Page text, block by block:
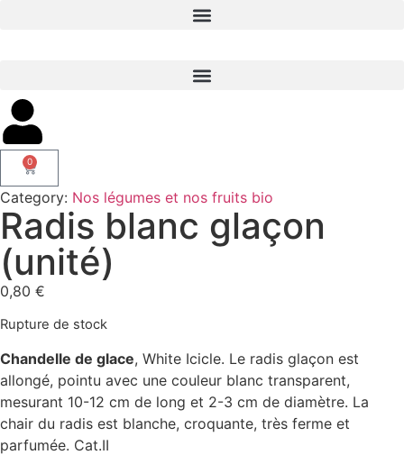
0
Category: Nos légumes et nos fruits bio
Radis blanc glaçon
(unité)
0,80 €
Rupture de stock
Chandelle de glace, White Icicle. Le radis glaçon est
allongé, pointu avec une couleur blanc transparent,
mesurant 10-12 cm de long et 2-3 cm de diamètre. La
chair du radis est blanche, croquante, très ferme et
parfumée. Cat.II